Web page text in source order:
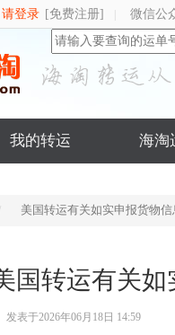
请登录 [免费注册] 微信公
我的转运 海淘
美国转运有关如实申报货物信
国转运有关
发表于2026年06月18日 14:59